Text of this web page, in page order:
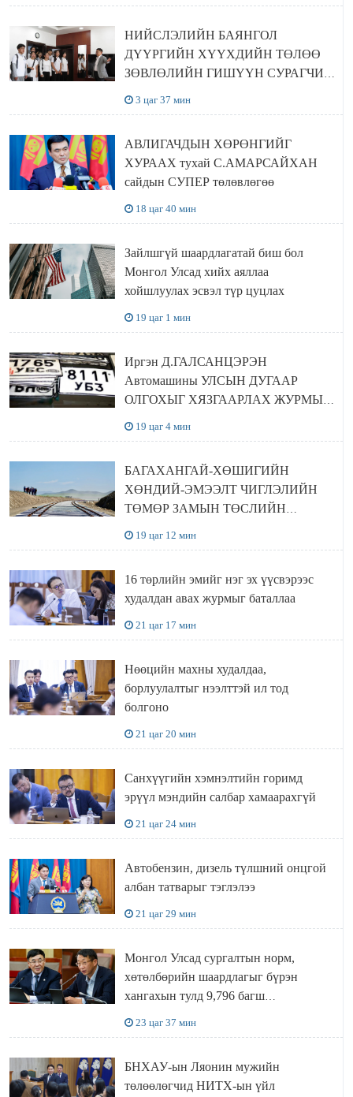
НИЙСЛЭЛИЙН БАЯНГОЛ
ДҮҮРГИЙН ХҮҮХДИЙН ТӨЛӨӨ
ЗӨВЛӨЛИЙН ГИШҮҮН СУРАГЧИД
3 цаг 37 мин
АВЛИГАЧДЫН ХӨРӨНГИЙГ
ХУРААХ тухай С.АМАРСАЙХАН
сайдын СУПЕР төлөвлөгөө
18 цаг 40 мин
Зайлшгүй шаардлагатай биш бол
Монгол Улсад хийх аяллаа
хойшлуулах эсвэл түр цуцлах
19 цаг 1 мин
Иргэн Д.ГАЛСАНЦЭРЭН
Автомашины УЛСЫН ДУГААР
ОЛГОХЫГ ХЯЗГААРЛАХ ЖУРМЫГ
19 цаг 4 мин
БАГАХАНГАЙ-ХӨШИГИЙН
ХӨНДИЙ-ЭМЭЭЛТ ЧИГЛЭЛИЙН
ТӨМӨР ЗАМЫН ТӨСЛИЙН
19 цаг 12 мин
16 төрлийн эмийг нэг эх үүсвэрээс
худалдан авах журмыг баталлаа
21 цаг 17 мин
Нөөцийн махны худалдаа,
борлуулалтыг нээлттэй ил тод
болгоно
21 цаг 20 мин
Санхүүгийн хэмнэлтийн горимд
эрүүл мэндийн салбар хамаарахгүй
21 цаг 24 мин
Автобензин, дизель түлшний онцгой
албан татварыг тэглэлээ
21 цаг 29 мин
Монгол Улсад сургалтын норм,
хөтөлбөрийн шаардлагыг бүрэн
хангахын тулд 9,796 багш
23 цаг 37 мин
БНХАУ-ын Ляонин мужийн
төлөөлөгчид НИТХ-ын үйл